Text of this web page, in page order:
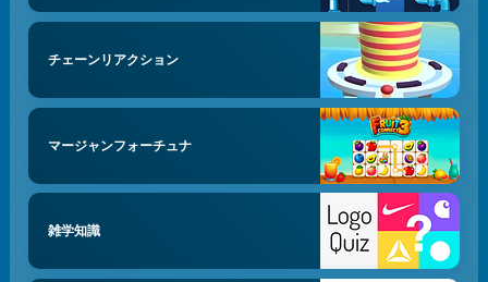
チェーンリアクション
マージャンフォーチュナ
雑学知識